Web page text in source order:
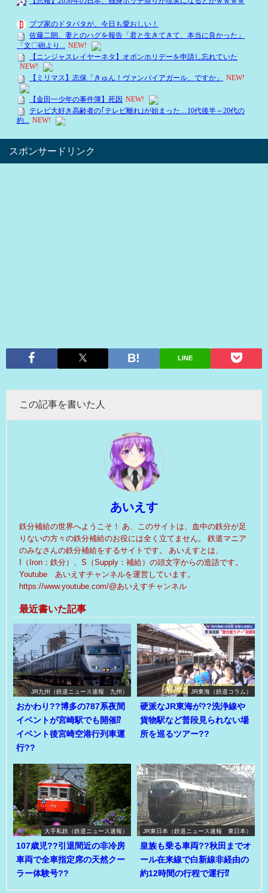
スポンサードリンク
LINE
この記事を書いた人
あいえす
鉄分補給の世界へようこそ！ あ、このサイトは、血中の鉄分が足
りないの方々の鉄分補給のお役には全く立てません。 鉄道マニア
のみなさんの鉄分補給をするサイトです。 あいえすとは、
I（Iron：鉄分）、S（Supply：補給）の頭文字からの造語です。
Youtube あいえすチャンネルを運営しています。
https://www.youtube.com/@あいえすチャンネル
最近書いた記事
JR九州（鉄道ニュース速報 九州）
おかわり??博多の787系夜間
イベントが宮崎駅でも開催⁉
イベント後宮崎空港行列車運
行??
JR東海（鉄道コラム）
硬派なJR東海が??洗浄線や
貨物駅など普段見られない場
所を巡るツアー??
大手私鉄（鉄道ニュース速報）
107歳児??引退間近の非冷房
車両で全車指定席の天然クー
ラー体験号??
JR東日本（鉄道ニュース速報 東日本）
皇族も乗る車両??秋田までオ
ール在来線で白新線非経由の
約12時間の行程で運行⁉